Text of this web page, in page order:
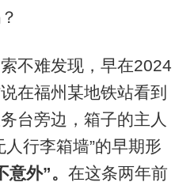
难发现，早在2024
在福州某地铁站看到
台旁边，箱子的主人
行李箱墙”的早期形
外”。 在这条两年前